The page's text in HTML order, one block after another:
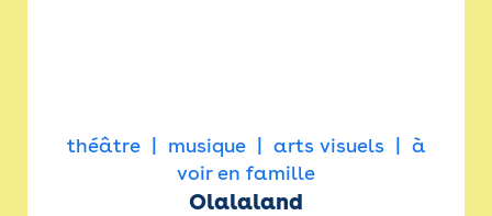
théâtre musique arts visuels
à
voir en famille
Olalaland